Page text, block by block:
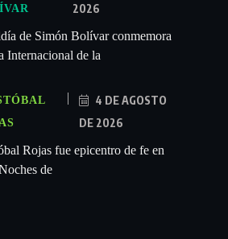
2026
de Simón Bolívar conmemora
Internacional de la
4 DE AGOSTO
DE 2026
Rojas fue epicentro de fe en
de